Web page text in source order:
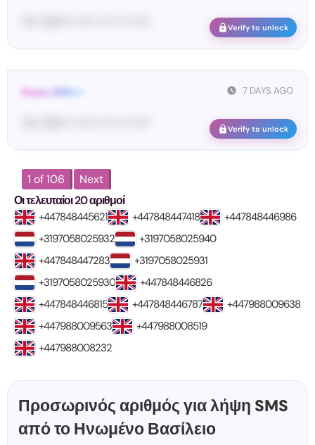
Verify to unlock
7 DAYS AGO
From: OPE•••
Verify to unlock
1 of 106
Next
Οι τελευταίοι 20 αριθμοί
+447848445621 +447848447418
+447848446986
+3197058025932
+3197058025940
+447848447283
+3197058025931
+3197058025930
+447848446826
+447848446815
+447848446787
+447988009638
+447988009563
+447988008519
+447988008232
Προσωρινός αριθμός για λήψη SMS
από το Ηνωμένο Βασίλειο